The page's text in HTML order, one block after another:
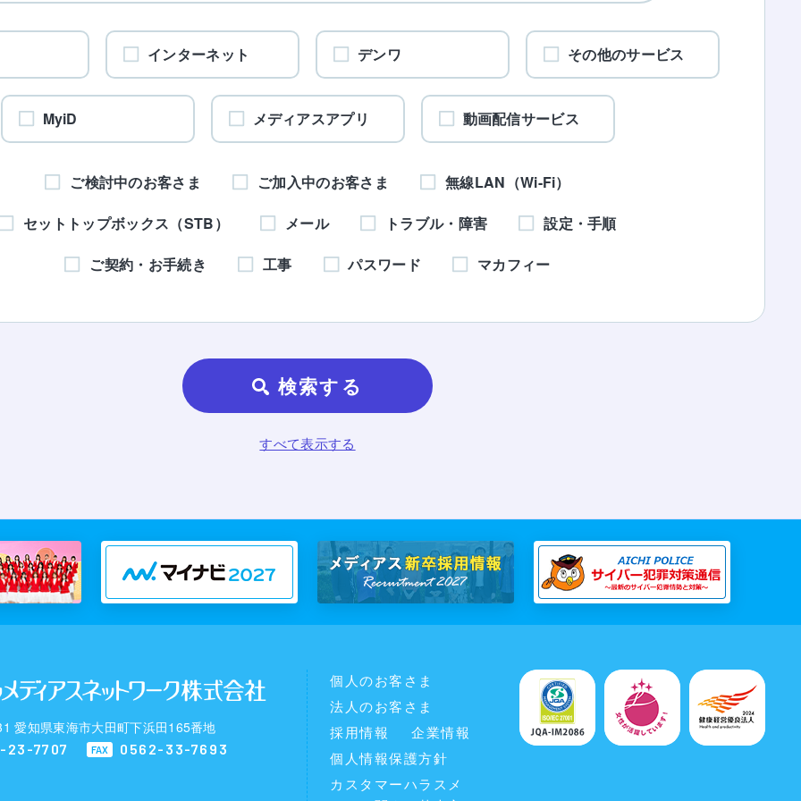
インターネット デンワ その他のサービス
MyiD メディアスアプリ 動画配信サービス
ご検討中のお客さま ご加入中のお客さま
無線LAN（Wi-Fi）
セットトップボックス（STB）
メール トラブル・障害
設定・手順
ご契約・お手続き
工事 パスワード マカフィー
検索する
すべて表示する
愛知県東海市大田町下浜田165番地
23-7707 FAX 0562-33-7693
個人のお客さま
法人のお客さま
採用情報
企業情報
個人情報保護方針
カスタマーハラスメ